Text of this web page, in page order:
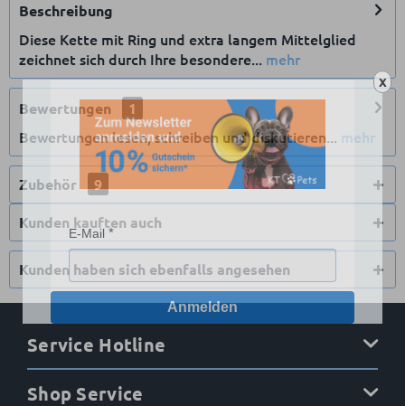
Beschreibung
Diese Kette mit Ring und extra langem Mittelglied
zeichnet sich durch Ihre besondere... mehr
Bewertungen 1
Bewertungen lesen, schreiben und diskutieren... mehr
Zubehör
9
Kunden kauften auch
Kunden haben sich ebenfalls angesehen
X
E-Mail
Anmelden
Service Hotline
Shop Service